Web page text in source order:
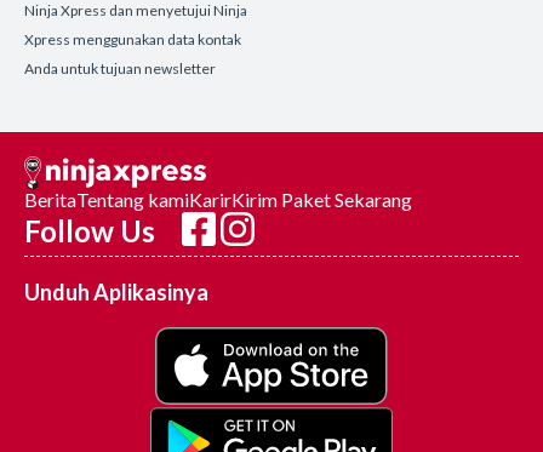
Ninja Xpress dan menyetujui Ninja
Xpress menggunakan data kontak
Anda untuk tujuan newsletter
BeritaTentang kamiKarirKirim Paket Sekarang
Follow Us
Unduh Aplikasinya